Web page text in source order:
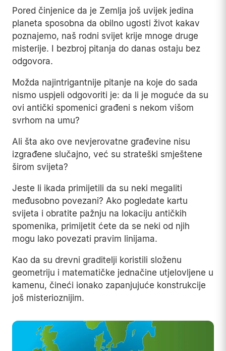
Pored činjenice da je Zemlja još uvijek jedina
planeta sposobna da obilno ugosti život kakav
poznajemo, naš rodni svijet krije mnoge druge
misterije. I bezbroj pitanja do danas ostaju bez
odgovora.
Možda najintrigantnije pitanje na koje do sada
nismo uspjeli odgovoriti je: da li je moguće da su
ovi antički spomenici građeni s nekom višom
svrhom na umu?
Ali šta ako ove nevjerovatne građevine nisu
izgrađene slučajno, već su strateški smještene
širom svijeta?
Jeste li ikada primijetili da su neki megaliti
međusobno povezani? Ako pogledate kartu
svijeta i obratite pažnju na lokaciju antičkih
spomenika, primijetit ćete da se neki od njih
mogu lako povezati pravim linijama.
Kao da su drevni graditelji koristili složenu
geometriju i matematičke jednačine utjelovljene u
kamenu, čineći ionako zapanjujuće konstrukcije
još misterioznijim.